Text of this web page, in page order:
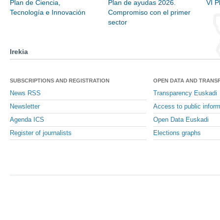
Plan de Ciencia,
Tecnología e Innovación
Plan de ayudas 2026.
Compromiso con el primer
sector
VI
Irekia
SUBSCRIPTIONS AND REGISTRATION
News RSS
Newsletter
Agenda ICS
Register of journalists
OPEN DATA AND
Transparency Euskadi
Access to public
Open Data Euskadi
Elections graphs